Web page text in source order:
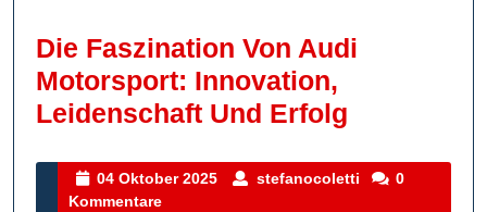
Die Faszination Von Audi
Motorsport: Innovation,
Leidenschaft Und Erfolg
Von
04 Oktober 2025
04
stefanocoletti stefanocoletti
0
Kommentare